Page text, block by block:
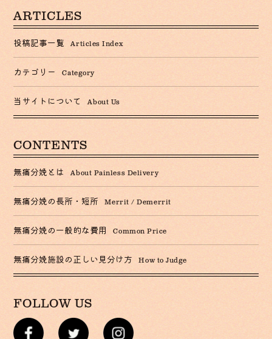
ARTICLES
投稿記事一覧 Articles Index
カテゴリー Category
当サイトについて About Us
CONTENTS
無痛分娩とは About Painless Delivery
無痛分娩の長所・短所 Merrit / Demerrit
無痛分娩の一般的な費用 Common Price
無痛分娩施設の正しい見分け方 How to Judge
FOLLOW US